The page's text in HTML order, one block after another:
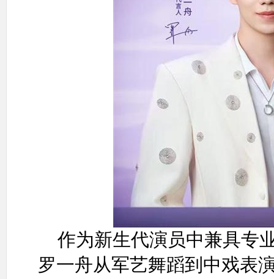
作为新生代演员中兼具专
罗一舟从军艺舞蹈到中戏表